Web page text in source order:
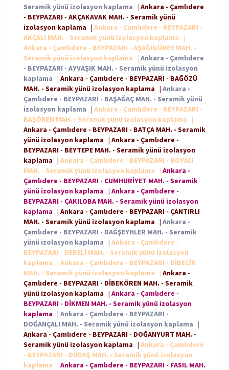
Seramik yünü izolasyon kaplama | Ankara - Çamlıdere
- BEYPAZARI - AKÇAKAVAK MAH. - Seramik yünü
izolasyon kaplama | Ankara - Çamlıdere - BEYPAZARI -
AKÇALI MAH. - Seramik yünü izolasyon kaplama
|
Ankara - Çamlıdere - BEYPAZARI - AŞAĞIGÜNEY MAH. -
Seramik yünü izolasyon kaplama
| Ankara - Çamlıdere
- BEYPAZARI - AYVAŞIK MAH. - Seramik yünü izolasyon
kaplama | Ankara - Çamlıdere - BEYPAZARI - BAĞÖZÜ
MAH. - Seramik yünü izolasyon kaplama | Ankara -
Çamlıdere - BEYPAZARI - BAŞAĞAÇ MAH. - Seramik yünü
izolasyon kaplama | Ankara - Çamlıdere - BEYPAZARI -
BAŞÖREN MAH. - Seramik yünü izolasyon kaplama
|
Ankara - Çamlıdere - BEYPAZARI - BATÇA MAH. - Seramik
yünü izolasyon kaplama | Ankara - Çamlıdere -
BEYPAZARI - BEYTEPE MAH. - Seramik yünü izolasyon
kaplama | Ankara - Çamlıdere - BEYPAZARI - BOYALI
MAH. - Seramik yünü izolasyon kaplama
| Ankara -
Çamlıdere - BEYPAZARI - CUMHURİYET MAH. - Seramik
yünü izolasyon kaplama | Ankara - Çamlıdere -
BEYPAZARI - ÇAKILOBA MAH. - Seramik yünü izolasyon
kaplama | Ankara - Çamlıdere - BEYPAZARI - ÇANTIRLI
MAH. - Seramik yünü izolasyon kaplama | Ankara -
Çamlıdere - BEYPAZARI - DAĞŞEYHLER MAH. - Seramik
yünü izolasyon kaplama | Ankara - Çamlıdere -
BEYPAZARI - DERELİ MAH. - Seramik yünü izolasyon
kaplama
| Ankara - Çamlıdere - BEYPAZARI - DİBECİK
MAH. - Seramik yünü izolasyon kaplama
| Ankara -
Çamlıdere - BEYPAZARI - DİBEKÖREN MAH. - Seramik
yünü izolasyon kaplama | Ankara - Çamlıdere -
BEYPAZARI - DİKMEN MAH. - Seramik yünü izolasyon
kaplama | Ankara - Çamlıdere - BEYPAZARI -
DOĞANÇALI MAH. - Seramik yünü izolasyon kaplama |
Ankara - Çamlıdere - BEYPAZARI - DOĞANYURT MAH. -
Seramik yünü izolasyon kaplama | Ankara - Çamlıdere
- BEYPAZARI - DUDAŞ MAH. - Seramik yünü izolasyon
kaplama
| Ankara - Çamlıdere - BEYPAZARI - FASIL MAH.